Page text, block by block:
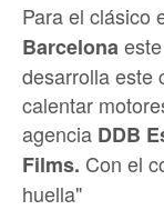
Para el clásico
Barcelona
desarrolla este
calentar
agencia DDB
Films. Con el
huella"